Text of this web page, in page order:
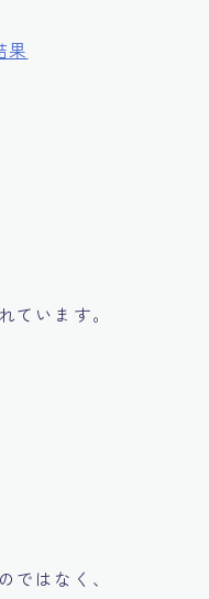
果
ています。
ではなく、